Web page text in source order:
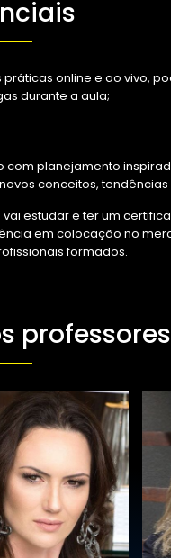
práticas online e ao vivo,
durante a aula;
com planejamento
conceitos,
vai estudar e ter um
em colocação no
formados.
professores